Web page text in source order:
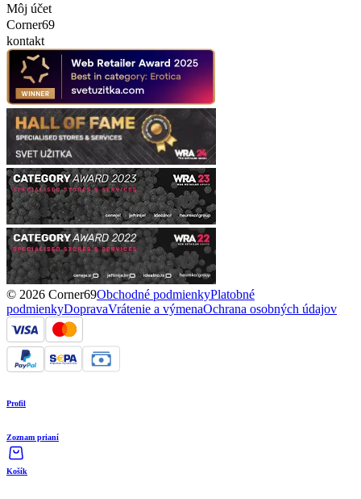
Môj účet
Corner69
kontakt
© 2026 Corner69Obchodné podmienkyPlatobné
podmienkyDopravaVrátenie a výmenaOchrana osobných údajov
Profil
Zoznam prianí
Košík